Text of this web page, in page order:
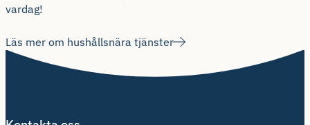
vardag!
Läs mer om hushållsnära tjänster